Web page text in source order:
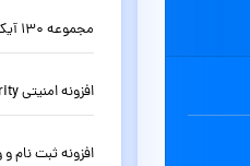
مجموعه 130 آیکون رایگان Icons8 به صورت SVG
افزونه امنیتی Wordfence Security وردپرس نسخه 8.1.4